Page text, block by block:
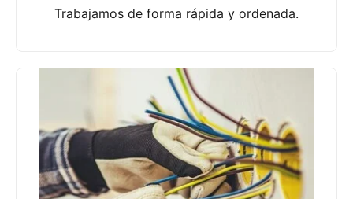
Trabajamos de forma rápida y ordenada.